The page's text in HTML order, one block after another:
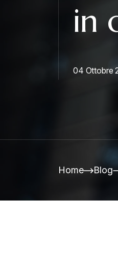
in
04 Ottobre
Home Blog